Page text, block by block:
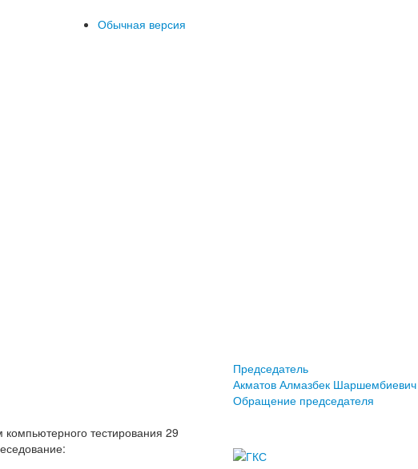
Обычная версия
тестирования 29
Председатель
Акматов Алмазбек Шаршембиевич
Обращение председателя